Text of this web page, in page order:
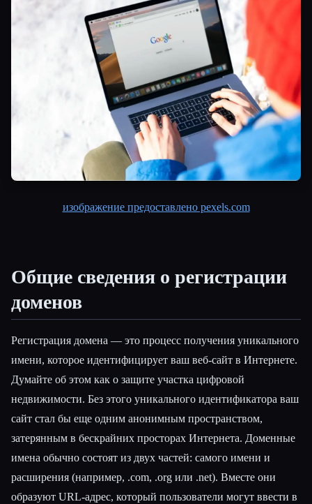
изображение предоставлено pexels.com
Общие сведения о регистрации
доменов
Регистрация домена — это процесс получения уникального
имени, которое идентифицирует ваш веб-сайт в Интернете.
Думайте об этом как о защите участка цифровой
недвижимости. Без этого уникального идентификатора ваш
сайт стал бы еще одним анонимным пространством,
затерянным в бескрайних просторах Интернета. Доменные
имена обычно состоят из двух частей: самого имени и
расширения (например, .com, .org или .net). Вместе они
образуют URL-адрес, который пользователи могут ввести в